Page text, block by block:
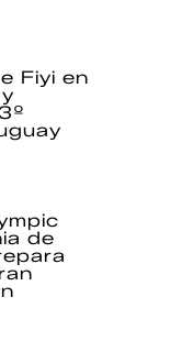
Fiyi en
de